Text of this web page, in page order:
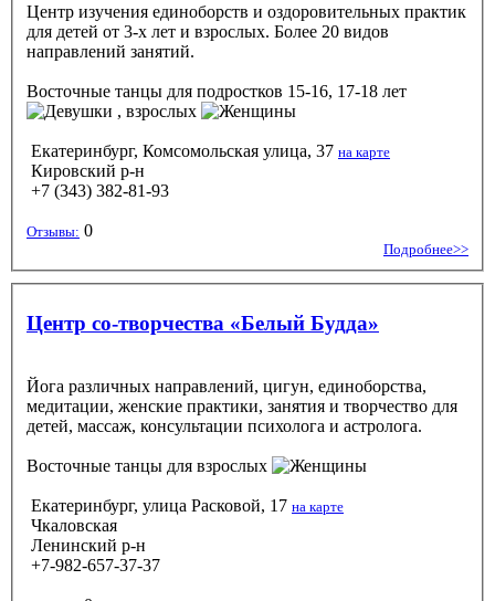
Центр изучения единоборств и оздоровительных практик
для детей от 3-х лет и взрослых. Более 20 видов
направлений занятий.
Восточные танцы для подростков 15-16, 17-18 лет
, взрослых
Екатеринбург, Комсомольская улица, 37 на карте
Кировский р-н
+7 (343) 382-81-93
Отзывы: 0
Подробнее>>
Центр со-творчества «Белый Будда»
Йога различных направлений, цигун, единоборства,
медитации, женские практики, занятия и творчество для
детей, массаж, консультации психолога и астролога.
Восточные танцы для взрослых
Екатеринбург, улица Расковой, 17 на карте
Чкаловская
Ленинский р-н
+7-982-657-37-37